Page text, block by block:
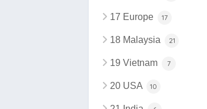
17 Europe 17
18 Malaysia 21
19 Vietnam 7
20 USA 10